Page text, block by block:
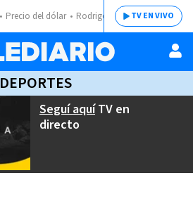
Precio del dólar Rodrigo ChavesTV EN VIVO
DEPORTES
Seguí aquíTV en
directo